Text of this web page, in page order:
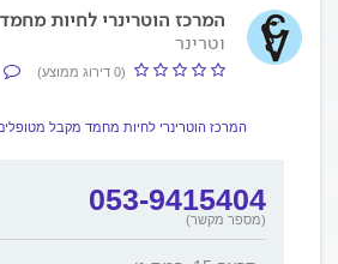
המרכז הוטרינרי לחיות מחמד
וטרינר
(0 דירוג ממוצע)
המרכז הוטרינרי לחיות מחמד מקבל
053-9415404
(מספר מקשר)